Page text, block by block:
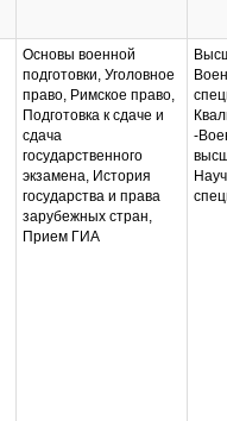
Основы военной
подготовки, Уголовное
право, Римское право,
Подготовка к сдаче и
сдача
государственного
экзамена, История
государства и права
зарубежных стран,
Прием ГИА
-